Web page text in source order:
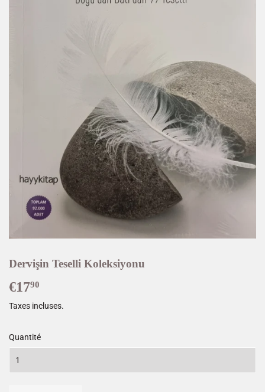
Dervişin Teselli Koleksiyonu
€1790
Taxes incluses.
Quantité